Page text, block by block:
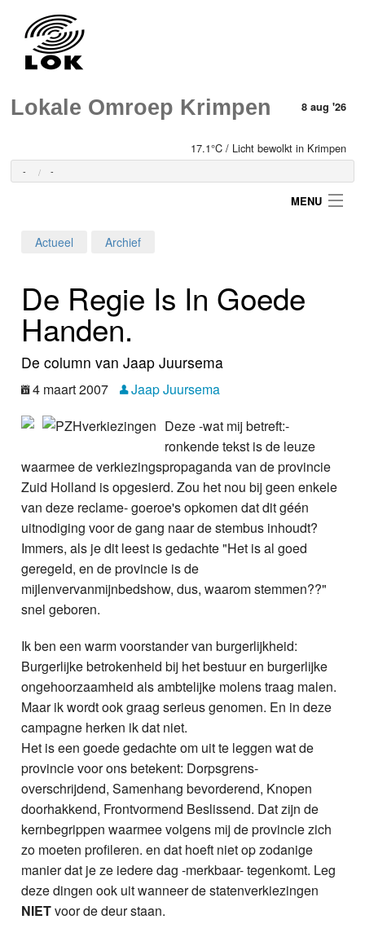
Lokale Omroep Krimpen 8 aug '26
17.1°C / Licht bewolkt in Krimpen
- -
MENU
Home
Programma's
Foto's
Webcam
Info
Actueel Archief
De Regie Is In Goede
Handen.
De column van Jaap Juursema
4 maart 2007
Jaap Juursema
Deze -wat mij betreft:-
ronkende tekst is de leuze
waarmee de verkiezingspropaganda van de provincie
Zuid Holland is opgesierd. Zou het nou bij geen enkele
van deze reclame- goeroe's opkomen dat dit géén
uitnodiging voor de gang naar de stembus inhoudt?
Immers, als je dit leest is gedachte "Het is al goed
geregeld, en de provincie is de
mijlenvervanmijnbedshow, dus, waarom stemmen??"
snel geboren.
Ik ben een warm voorstander van burgerlijkheid:
Burgerlijke betrokenheid bij het bestuur en burgerlijke
ongehoorzaamheid als ambtelijke molens traag malen.
Maar ik wordt ook graag serieus genomen. En in deze
campagne herken ik dat niet.
Het is een goede gedachte om uit te leggen wat de
provincie voor ons betekent: Dorpsgrens-
overschrijdend, Samenhang bevorderend, Knopen
doorhakkend, Frontvormend Beslissend. Dat zijn de
kernbegrippen waarmee volgens mij de provincie zich
zo moeten profileren. en dat hoeft niet op zodanige
manier dat je ze iedere dag -merkbaar- tegenkomt. Leg
deze dingen ook uit wanneer de statenverkiezingen
NIETvoor de deur staan.